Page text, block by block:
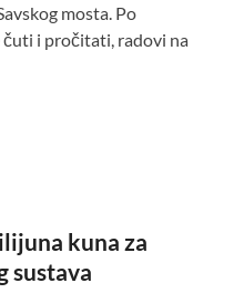
mosta. Po
čuti i pročitati, radovi na
kuna za
sustava